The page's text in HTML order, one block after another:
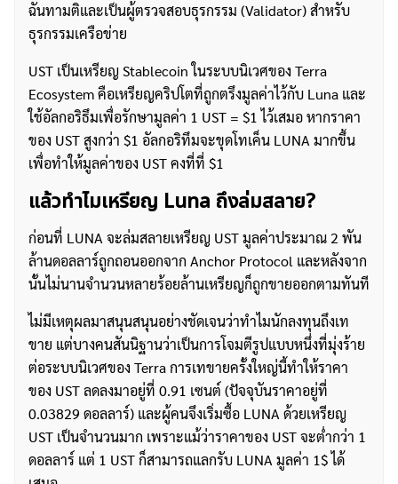
ฉันทามติและเป็นผู้ตรวจสอบธุรกรรม (Validator) สำหรับ
ธุรกรรมเครือข่าย
UST เป็นเหรียญ Stablecoin ในระบบนิเวศของ Terra
Ecosystem คือเหรียญคริปโตที่ถูกตรึงมูลค่าไว้กับ Luna และ
ใช้อัลกอริธึมเพื่อรักษามูลค่า 1 UST = $1 ไว้เสมอ หากราคา
ของ UST สูงกว่า $1 อัลกอริทึมจะขุดโทเค็น LUNA มากขึ้น
เพื่อทำให้มูลค่าของ UST คงที่ที่ $1
แล้วทำไมเหรียญ Luna ถึงล่มสลาย?
ก่อนที่ LUNA จะล่มสลายเหรียญ UST มูลค่าประมาณ 2 พัน
ล้านดอลลาร์ถูกถอนออกจาก Anchor Protocol และหลังจาก
นั้นไม่นานจำนวนหลายร้อยล้านเหรียญก็ถูกขายออกตามทันที
ไม่มีเหตุผลมาสนุนสนุนอย่างชัดเจนว่าทำไมนักลงทุนถึงเท
ขาย แต่บางคนสันนิฐานว่าเป็นการโจมตีรูปแบบหนึ่งที่มุ่งร้าย
ต่อระบบนิเวศของ Terra การเทขายครั้งใหญ่นี้ทำให้ราคา
ของ UST ลดลงมาอยู่ที่ 0.91 เซนต์ (ปัจจุบันราคาอยู่ที่
0.03829 ดอลลาร์) และผู้คนจึงเริ่มซื้อ LUNA ด้วยเหรียญ
UST เป็นจำนวนมาก เพราะแม้ว่าราคาของ UST จะต่ำกว่า 1
ดอลลาร์ แต่ 1 UST ก็สามารถแลกรับ LUNA มูลค่า 1$ ได้